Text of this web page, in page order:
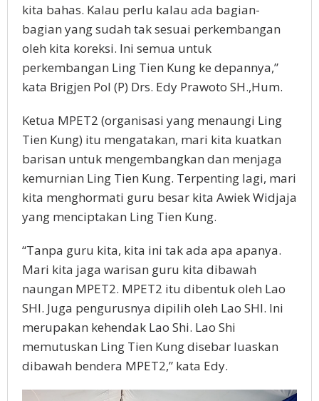
kita bahas. Kalau perlu kalau ada bagian-
bagian yang sudah tak sesuai perkembangan
oleh kita koreksi. Ini semua untuk
perkembangan Ling Tien Kung ke depannya,”
kata Brigjen Pol (P) Drs. Edy Prawoto SH.,Hum.
Ketua MPET2 (organisasi yang menaungi Ling
Tien Kung) itu mengatakan, mari kita kuatkan
barisan untuk mengembangkan dan menjaga
kemurnian Ling Tien Kung. Terpenting lagi, mari
kita menghormati guru besar kita Awiek Widjaja
yang menciptakan Ling Tien Kung.
“Tanpa guru kita, kita ini tak ada apa apanya.
Mari kita jaga warisan guru kita dibawah
naungan MPET2. MPET2 itu dibentuk oleh Lao
SHI. Juga pengurusnya dipilih oleh Lao SHI. Ini
merupakan kehendak Lao Shi. Lao Shi
memutuskan Ling Tien Kung disebar luaskan
dibawah bendera MPET2,” kata Edy.